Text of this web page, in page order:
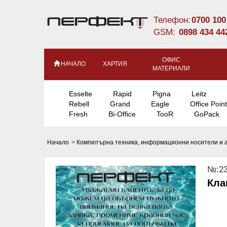
Телефон:0700
GSM: 0898 434
НАЧАЛО ХАРТИЯ
ОФИС
МАТЕРИАЛИ
Esselte Rapid Pigna
Leitz
Rebell
Grand Eagle
Office Point
Fresh
Bi-Office TooR GoPack
Начало > Компютърна техника, информационни носители и